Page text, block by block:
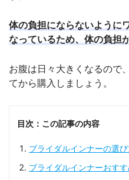
体の負担にならないように
なっているため、体の負担
お腹は日々大きくなるので
てから購入しましょう。
目次：この記事の内容
ブライダルインナーの選
ブライダルインナーおす